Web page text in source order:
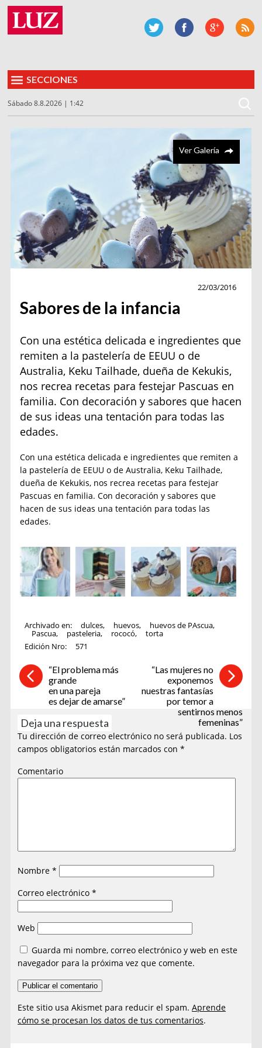
SECCIONES
Sábado 8.8.2026 | 1:42
Ver Galería
22/03/2016
Sabores de la infancia
Con una estética delicada e ingredientes que
remiten a la pastelería de EEUU o de
Australia, Keku Tailhade, dueña de Kekukis,
nos recrea recetas para festejar Pascuas en
familia. Con decoración y sabores que hacen
de sus ideas una tentación para todas las
edades.
Con una estética delicada e ingredientes que remiten a
la pastelería de EEUU o de Australia, Keku Tailhade,
dueña de Kekukis, nos recrea recetas para festejar
Pascuas en familia. Con decoración y sabores que
hacen de sus ideas una tentación para todas las
edades.
Archivado en: dulces, huevos, huevos de PAscua,
Pascua, pasteleria, rococó,
torta
Edición Nro:
571
“El problema más
grande
en una pareja
es dejar de amarse”
“Las mujeres no
exponemos
nuestras fantasías
por temor a
sentirnos menos
femeninas”
Deja una respuesta
Tu dirección de correo electrónico no será publicada. Los
campos obligatorios están marcados con*
Comentario
Nombre*
Correo electrónico*
Web
Guarda mi nombre, correo electrónico y web en este
navegador para la próxima vez que comente.
Este sitio usa Akismet para reducir el spam.Aprende
cómo se procesan los datos de tus comentarios.